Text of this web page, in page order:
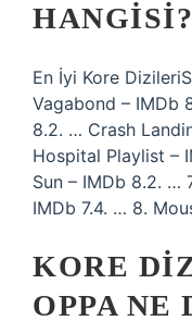
HANGISI?
En İyi Kore
Vagabond – IMDb
8.2. … Crash
Hospital Playlist –
Sun – IMDb 8.2. …
IMDb 7.4. … 8.
KORE
OPPA NE